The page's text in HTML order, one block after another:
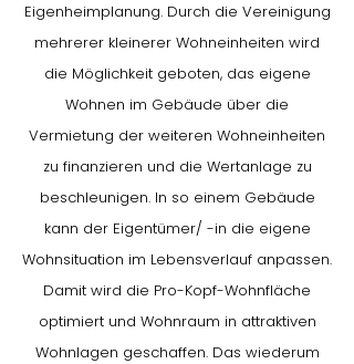
Eigenheimplanung. Durch die Vereinigung
mehrerer kleinerer Wohneinheiten wird
die Möglichkeit geboten, das eigene
Wohnen im Gebäude über die
Vermietung der weiteren Wohneinheiten
zu finanzieren und die Wertanlage zu
beschleunigen. In so einem Gebäude
kann der Eigentümer/ -in die eigene
Wohnsituation im Lebensverlauf anpassen.
Damit wird die Pro-Kopf-Wohnfläche
optimiert und Wohnraum in attraktiven
Wohnlagen geschaffen. Das wiederum